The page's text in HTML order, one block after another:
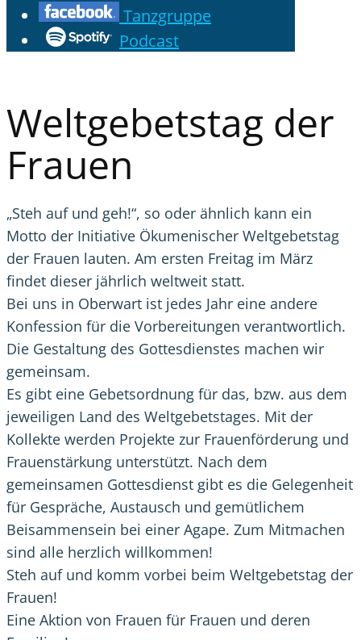
Tanzgruppe
Podcast
Weltgebetstag der
Frauen
„Steh auf und geh!“, so oder ähnlich kann ein
Motto der Initiative Ökumenischer Weltgebetstag
der Frauen lauten. Am ersten Freitag im März
findet dieser jährlich weltweit statt.
Bei uns in Oberwart ist jedes Jahr eine andere
Konfession für die Vorbereitungen verantwortlich.
Die Gestaltung des Gottesdienstes machen wir
gemeinsam.
Es gibt eine Gebetsordnung für das, bzw. aus dem
jeweiligen Land des Weltgebetstages. Mit der
Kollekte werden Projekte zur Frauenförderung und
Frauenstärkung unterstützt. Nach dem
gemeinsamen Gottesdienst gibt es die Gelegenheit
für Gespräche, Austausch und gemütlichem
Beisammensein bei einer Agape. Zum Mitmachen
sind alle herzlich willkommen!
Steh auf und komm vorbei beim Weltgebetstag der
Frauen!
Eine Aktion von Frauen für Frauen und deren